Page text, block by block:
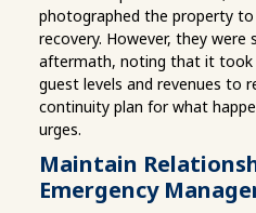
photographed the property
recovery. However, they
aftermath, noting that it took
guest levels and revenues to
continuity plan for what
urges.
Maintain
Emergency